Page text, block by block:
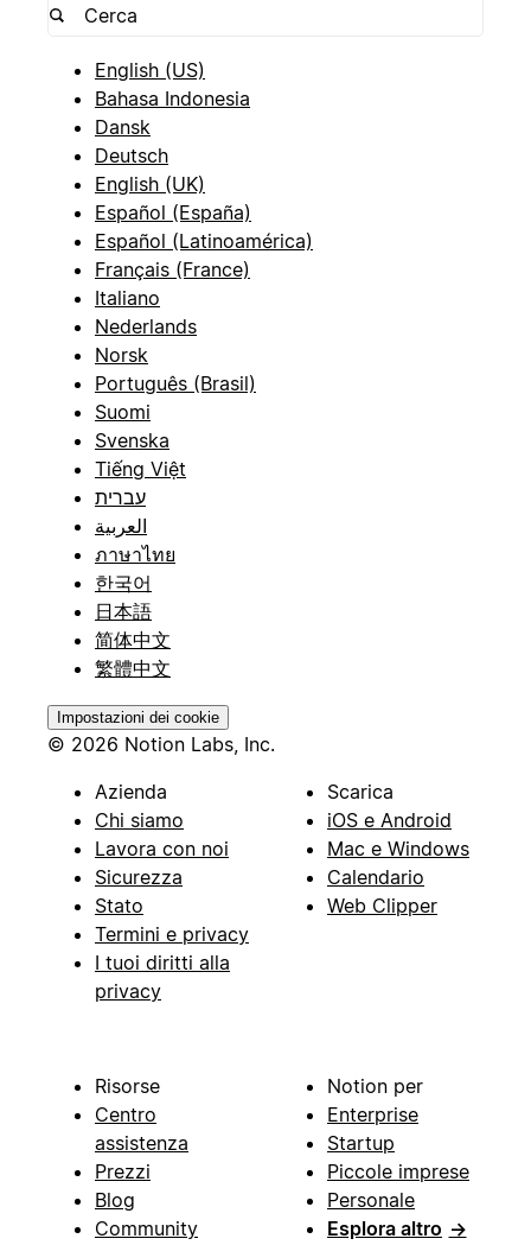
English (US)
Bahasa Indonesia
Dansk
Deutsch
English (UK)
Español (España)
Español (Latinoamérica)
Français (France)
Italiano
Nederlands
Norsk
Português (Brasil)
Suomi
Svenska
Tiếng Việt
עברית
العربية
ภาษาไทย
한국어
日本語
简体中文
繁體中文
Impostazioni dei cookie
© 2026 Notion Labs, Inc.
Azienda
Chi siamo
Lavora con noi
Sicurezza
Stato
Termini e privacy
I tuoi diritti alla
privacy
Scarica
iOS e Android
Mac e Windows
Calendario
Web Clipper
Risorse
Centro
assistenza
Prezzi
Blog
Community
Notion per
Enterprise
Startup
Piccole imprese
Personale
Esplora altro →